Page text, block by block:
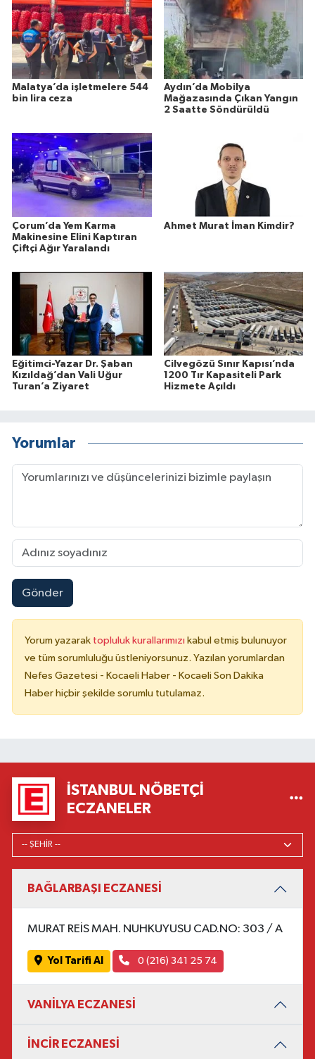
Malatya’da işletmelere 544
bin lira ceza
Aydın’da Mobilya
Mağazasında Çıkan Yangın
2 Saatte Söndürüldü
Çorum’da Yem Karma
Makinesine Elini Kaptıran
Çiftçi Ağır Yaralandı
Ahmet Murat İman Kimdir?
Eğitimci-Yazar Dr. Şaban
Kızıldağ’dan Vali Uğur
Turan’a Ziyaret
Cilvegözü Sınır Kapısı’nda
1200 Tır Kapasiteli Park
Hizmete Açıldı
Yorumlar
Gönder
Yorum yazarak topluluk kurallarımızı kabul etmiş bulunuyor
ve tüm sorumluluğu üstleniyorsunuz. Yazılan yorumlardan
Nefes Gazetesi - Kocaeli Haber - Kocaeli Son Dakika
Haber hiçbir şekilde sorumlu tutulamaz.
İSTANBUL NÖBETÇI
ECZANELER
BAĞLARBAŞI ECZANESİ
MURAT REİS MAH. NUHKUYUSU CAD.NO: 303 / A
Yol Tarifi Al 0 (216) 341 25 74
VANİLYA ECZANESİ
İNCİR ECZANESİ